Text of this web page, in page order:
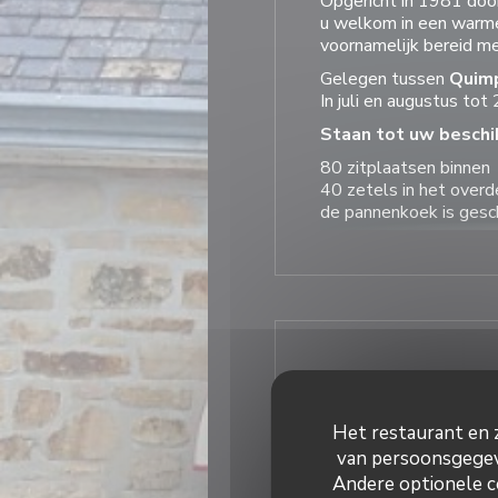
Het restaurant en
van
Andere optionele
u welkom in een
voornamelijk bereid
Gelegen tussen
In juli en augustus tot
Staan tot uw
80 zitplaatsen binnen
40 zetels in het
de pannenkoek is
Deopen haardwaar